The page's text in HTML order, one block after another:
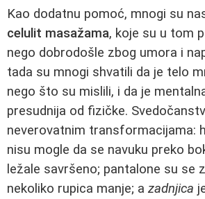
Kao dodatnu pomoć, mnogi su
celulit masažama, koje su u tom
nego dobrodošle zbog umora i
tada su mnogi shvatili da je telo
nego što su mislili, i da je
presudnija od fizičke.
neverovatnim transformacijama:
nisu mogle da se navuku preko
ležale savršeno; pantalone su se
nekoliko rupica manje; a zadnjica